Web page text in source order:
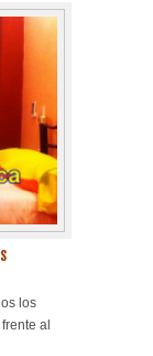
los
al